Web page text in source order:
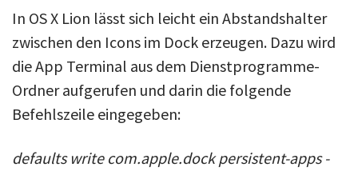
In OS X Lion lässt sich leicht ein Abstandshalter
zwischen den Icons im Dock erzeugen. Dazu wird
die App Terminal aus dem Dienstprogramme-
Ordner aufgerufen und darin die folgende
Befehlszeile eingegeben:
defaults write com.apple.dock persistent-apps -